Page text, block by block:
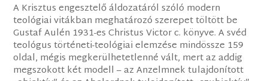
A Krisztus engesztelő áldozatáról szóló modern
teológiai vitákban meghatározó szerepet töltött be
Gustaf Aulén 1931-es Christus Victor c. könyve. A svéd
teológus történeti-teológiai elemzése mindössze 159
oldal, mégis megkerülhetetlenné vált, mert az addig
megszokott két modell – az Anzelmnek tulajdonított